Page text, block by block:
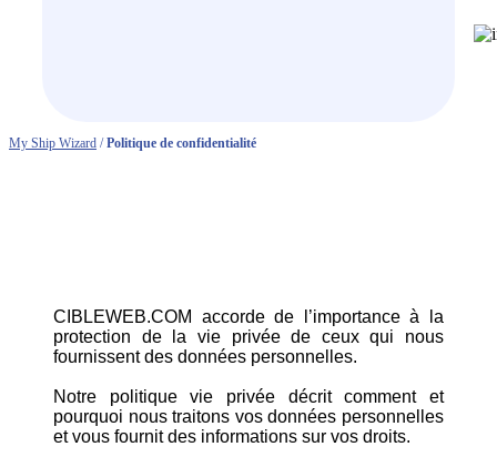
My Ship Wizard /Politique de confidentialité
CIBLEWEB.COM accorde de l’importance à la
protection de la vie privée de ceux qui nous
fournissent des données personnelles.
Notre politique vie privée décrit comment et
pourquoi nous traitons vos données personnelles
et vous fournit des informations sur vos droits.